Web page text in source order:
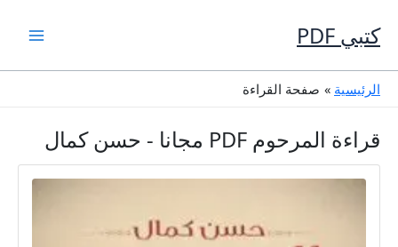
إلى
المحتوى
كتبي PDF
الرئيسية صفحة القراءة
قراءة المرحوم PDF مجانا - حسن كمال